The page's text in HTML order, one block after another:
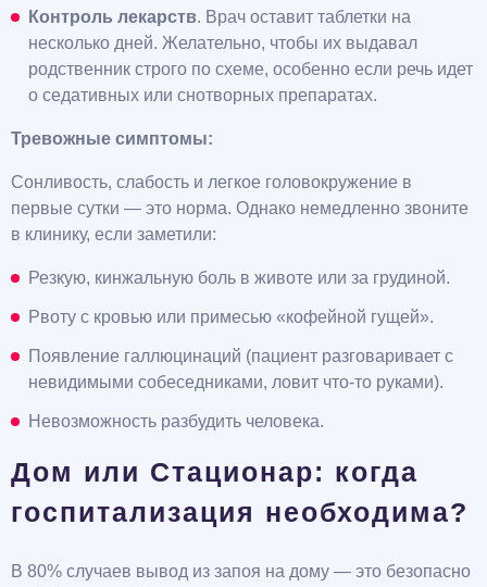
Контроль лекарств. Врач оставит таблетки на
несколько дней. Желательно, чтобы их выдавал
родственник строго по схеме, особенно если речь идет
о седативных или снотворных препаратах.
Тревожные симптомы:
Сонливость, слабость и легкое головокружение в
первые сутки — это норма. Однако немедленно звоните
в клинику, если заметили:
Резкую, кинжальную боль в животе или за грудиной.
Рвоту с кровью или примесью «кофейной гущей».
Появление галлюцинаций (пациент разговаривает с
невидимыми собеседниками, ловит что-то руками).
Невозможность разбудить человека.
Дом или Стационар: когда
госпитализация необходима?
В 80% случаев вывод из запоя на дому — это безопасно